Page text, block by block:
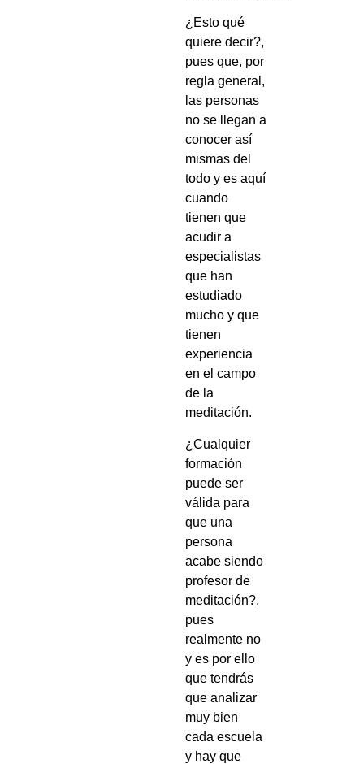
¿Esto qué
quiere decir?,
pues que, por
regla general,
las personas
no se llegan a
conocer así
mismas del
todo y es aquí
cuando
tienen que
acudir a
especialistas
que han
estudiado
mucho y que
tienen
experiencia
en el campo
de la
meditación.
¿Cualquier
formación
puede ser
válida para
que una
persona
acabe siendo
profesor de
meditación?,
pues
realmente no
y es por ello
que tendrás
que analizar
muy bien
cada escuela
y hay que